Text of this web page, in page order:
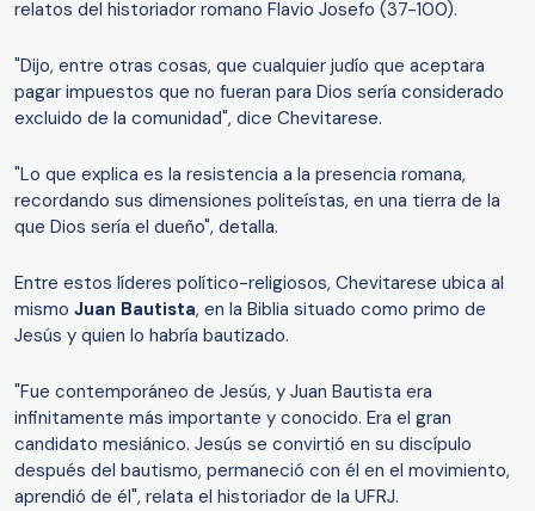
relatos del historiador romano Flavio Josefo (37-100).
"Dijo, entre otras cosas, que cualquier judío que aceptara
pagar impuestos que no fueran para Dios sería considerado
excluido de la comunidad", dice Chevitarese.
"Lo que explica es la resistencia a la presencia romana,
recordando sus dimensiones politeístas, en una tierra de la
que Dios sería el dueño", detalla.
Entre estos líderes político-religiosos, Chevitarese ubica al
mismo Juan Bautista, en la Biblia situado como primo de
Jesús y quien lo habría bautizado.
"Fue contemporáneo de Jesús, y Juan Bautista era
infinitamente más importante y conocido. Era el gran
candidato mesiánico. Jesús se convirtió en su discípulo
después del bautismo, permaneció con él en el movimiento,
aprendió de él", relata el historiador de la UFRJ.